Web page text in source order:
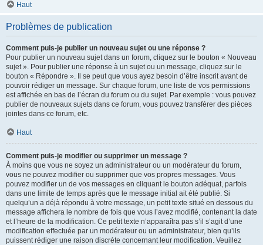
Haut
Problèmes de publication
Comment puis-je publier un nouveau sujet ou une réponse ?
Pour publier un nouveau sujet dans un forum, cliquez sur le bouton « Nouveau
sujet ». Pour publier une réponse à un sujet ou un message, cliquez sur le
bouton « Répondre ». Il se peut que vous ayez besoin d’être inscrit avant de
pouvoir rédiger un message. Sur chaque forum, une liste de vos permissions
est affichée en bas de l’écran du forum ou du sujet. Par exemple : vous pouvez
publier de nouveaux sujets dans ce forum, vous pouvez transférer des pièces
jointes dans ce forum, etc.
Haut
Comment puis-je modifier ou supprimer un message ?
À moins que vous ne soyez un administrateur ou un modérateur du forum,
vous ne pouvez modifier ou supprimer que vos propres messages. Vous
pouvez modifier un de vos messages en cliquant le bouton adéquat, parfois
dans une limite de temps après que le message initial ait été publié. Si
quelqu’un a déjà répondu à votre message, un petit texte situé en dessous du
message affichera le nombre de fois que vous l’avez modifié, contenant la date
et l’heure de la modification. Ce petit texte n’apparaîtra pas s’il s’agit d’une
modification effectuée par un modérateur ou un administrateur, bien qu’ils
puissent rédiger une raison discrète concernant leur modification. Veuillez